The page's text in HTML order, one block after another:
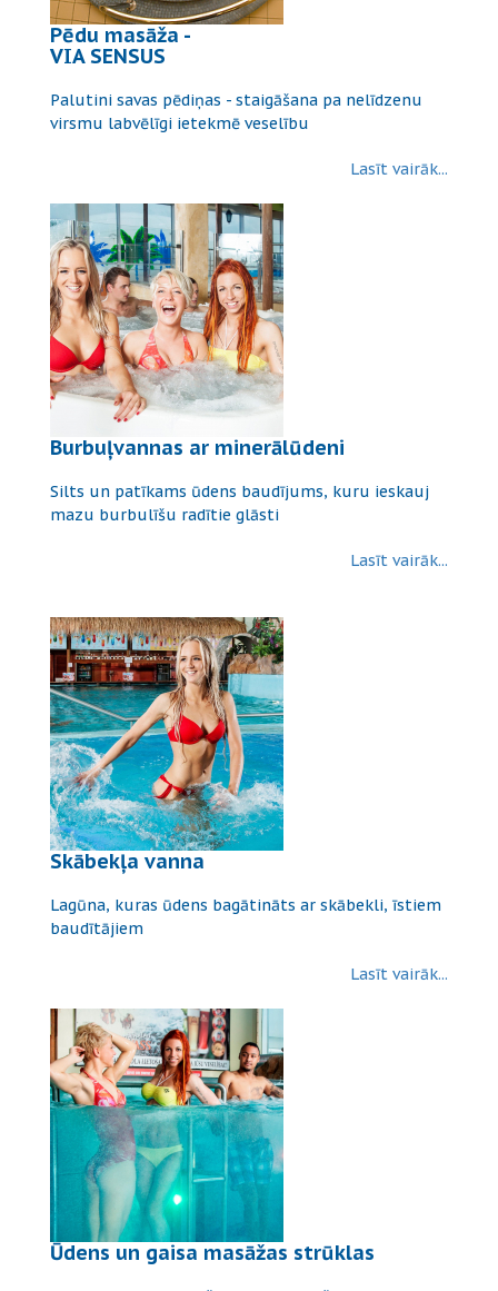
Pēdu masāža -
VIA SENSUS
Palutini savas pēdiņas - staigāšana pa nelīdzenu
virsmu labvēlīgi ietekmē veselību
Lasīt vairāk...
Burbuļvannas ar minerālūdeni
Silts un patīkams ūdens baudījums, kuru ieskauj
mazu burbulīšu radītie glāsti
Lasīt vairāk...
Skābekļa vanna
Lagūna, kuras ūdens bagātināts ar skābekli, īstiem
baudītājiem
Lasīt vairāk...
Ūdens un gaisa masāžas strūklas